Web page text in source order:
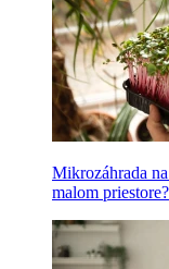
Mikrozáhrada
malom priestore?